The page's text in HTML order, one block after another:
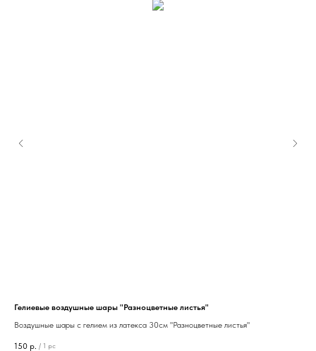
Гелиевые воздушные шары "Разноцветные листья"
Воздушные шары с гелием из латекса 30см "Разноцветные листья"
150 р. / 1 pc